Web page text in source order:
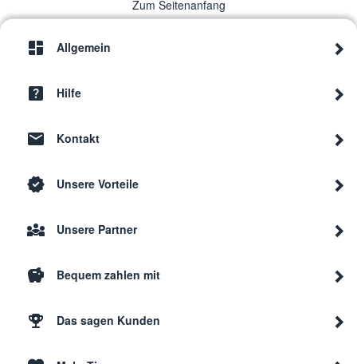
Zum Seitenanfang
Allgemein
Hilfe
Kontakt
Unsere Vorteile
Unsere Partner
Bequem zahlen mit
Das sagen Kunden